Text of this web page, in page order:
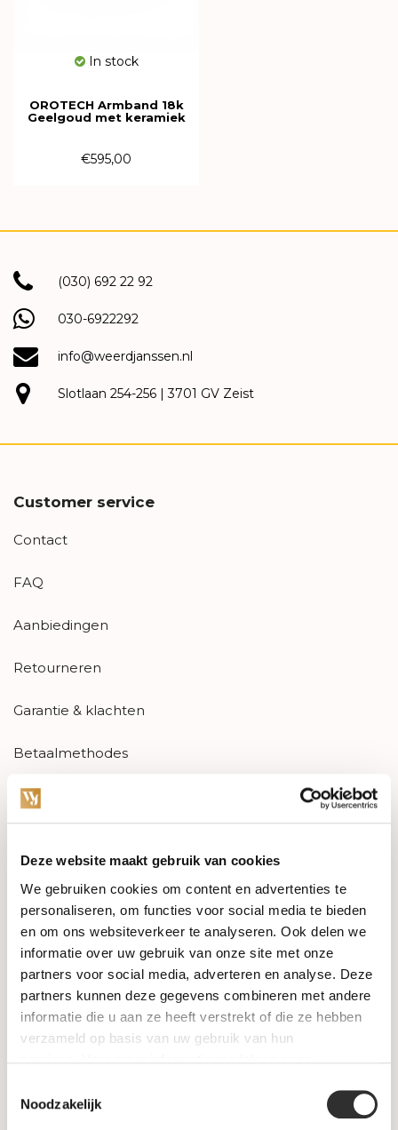
Deze website maakt gebruik van cookies
We gebruiken cookies om content en advertenties te
personaliseren, om functies voor social media te bieden
en om ons websiteverkeer te analyseren. Ook delen we
informatie over uw gebruik van onze site met onze
partners voor social media, adverteren en analyse. Deze
partners kunnen deze gegevens combineren met andere
informatie die u aan ze heeft verstrekt of die ze hebben
verzameld op basis van uw gebruik van hun
Noodzakelijk
In stock
OROTECH Armband 18k
Geelgoud met keramiek
€595,00
(030) 692 22 92
030-6922292
info@weerdjanssen.nl
Slotlaan 254-256 | 3701 GV Zeist
Customer service
Contact
FAQ
Aanbiedingen
Retourneren
Garantie & klachten
Betaalmethodes
Sitemap
Categories
Watches
Jewellery
Wedding rings
PRE-OWNED
Maatwerk